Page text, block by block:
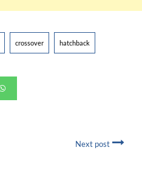
crossover hatchback
Next post